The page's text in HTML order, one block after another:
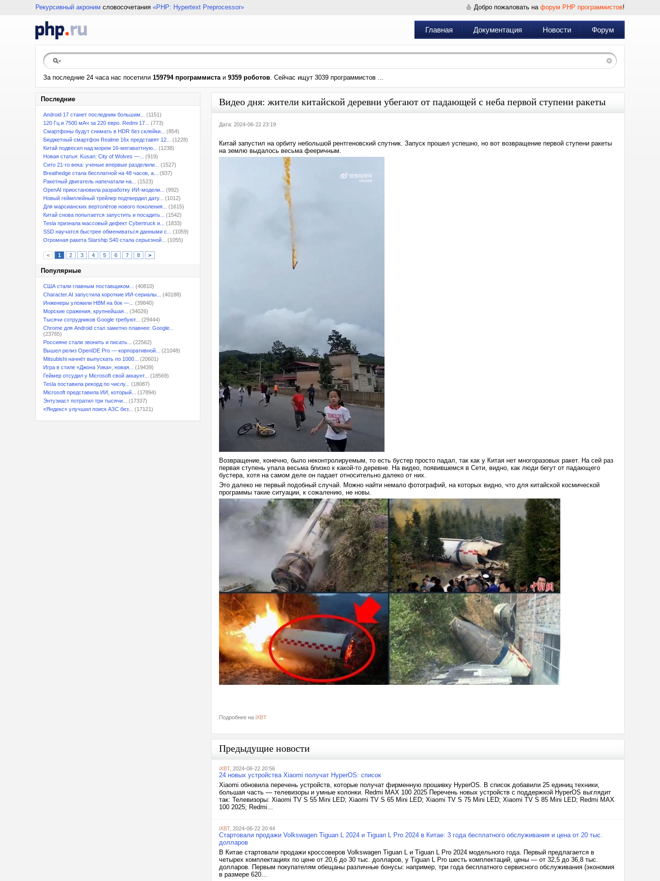
Рекурсивный акроним словосочетания «PHP: Hypertext Preprocessor» Добро пожаловать на форум PHP программистов!
Главная Документация Новости Форум
За последние 24 часа нас посетили 159794 программистаи 9359 роботов. Сейчас ищут 3039 программистов ...
Последние
Android 17 станет последним большим...
(1151)
120 Гц и 7500 мАч за 220 евро. Redmi 17...
(773)
Смартфоны будут снимать в HDR без склейки...
(854)
Бюджетный смартфон Realme 16x представят 12...
(1228)
Китай подвесил над морем 16-мегаваттную...
(1238)
Новая статья: Kusan: City of Wolves —...
(919)
Сито 21-го века: ученые впервые разделили...
(1527)
Breathedge стала бесплатной на 48 часов, а...
(937)
Ракетный двигатель напечатали на...
(1523)
OpenAI приостановила разработку ИИ-модели...
(992)
Новый геймплейный трейлер подтвердил дату...
(1012)
Для марсианских вертолётов нового поколения...
(1615)
Китай снова попытается запустить и посадить...
(1542)
Tesla признала массовый дефект Cybertruck и...
(1833)
SSD научатся быстрее обмениваться данными с...
(1059)
Огромная ракета Starship S40 стала серьезной...
(1055)
< 1 2 3 4 5 6 7 8 >
Популярные
США стали главным поставщиком...
(40810)
Character.AI запустила короткие ИИ-сериалы...
(40188)
Инженеры уложили HBM на бок —...
(39840)
Морские сражения, крупнейшая...
(34026)
Тысячи сотрудников Google требуют...
(29444)
Chrome для Android стал заметно плавнее: Google...
(23765)
Россияне стали звонить и писать...
(22562)
Вышел релиз OpenIDE Pro — корпоративной...
(21048)
Mitsubishi начнёт выпускать по 1000...
(20601)
Игра в стиле «Джона Уика», новая...
(19439)
Геймер отсудил у Microsoft свой аккаунт...
(18569)
Tesla поставила рекорд по числу...
(18087)
Microsoft представила ИИ, который...
(17894)
Энтузиаст потратил три тысячи...
(17337)
«Яндекс» улучшил поиск АЗС без...
(17121)
Видео дня: жители китайской деревни убегают от падающей с неба первой ступени ракеты
Дата: 2024-06-22 23:19
Китай запустил на орбиту небольшой рентгеновский спутник. Запуск прошел успешно, но вот возвращение первой ступени ракеты
на землю выдалось весьма фееричным.
Возвращение, конечно, было неконтролируемым, то есть бустер просто падал, так как у Китая нет многоразовых ракет. На сей раз
первая ступень упала весьма близко к какой-то деревне. На видео, появившемся в Сети, видно, как люди бегут от падающего
бустера, хотя на самом деле он падает относительно далеко от них.
Это далеко не первый подобный случай. Можно найти немало фотографий, на которых видно, что для китайской космической
программы такие ситуации, к сожалению, не новы.
Подробнее на iXBT
Предыдущие новости
iXBT, 2024-06-22 20:56
24 новых устройства Xiaomi получат HyperOS: список
Xiaomi обновила перечень устройств, которые получат фирменную прошивку HyperOS. В список добавили 25 единиц техники,
большая часть — телевизоры и умные колонки. Redmi MAX 100 2025 Перечень новых устройств с поддержкой HyperOS выглядит
так: Телевизоры: Xiaomi TV S 55 Mini LED; Xiaomi TV S 65 Mini LED; Xiaomi TV S 75 Mini LED; Xiaomi TV S 85 Mini LED; Redmi MAX
100 2025; Redmi...
iXBT, 2024-06-22 20:44
Стартовали продажи Volkswagen Tiguan L 2024 и Tiguan L Pro 2024 в Китае: 3 года бесплатного обслуживания и цена от 20 тыс.
долларов
В Китае стартовали продажи кроссоверов Volkswagen Tiguan L и Tiguan L Pro 2024 модельного года. Первый предлагается в
четырех комплектациях по цене от 20,6 до 30 тыс. долларов, у Tiguan L Pro шесть комплектаций, цены — от 32,5 до 36,8 тыс.
долларов. Первым покупателям обещаны различные бонусы: например, три года бесплатного сервисного обслуживания (экономия
в размере 620...